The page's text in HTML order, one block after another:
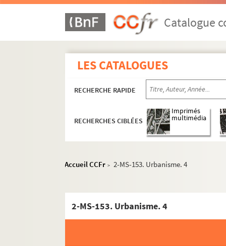
Catalogue
LES CATALOGUES
RECHERCHE RAPIDE
RECHERCHES CIBLÉES
Imprimés
multimédia
Accueil CCFr > 2-MS-153. Urbanisme. 4
2-MS-153. Urbanisme. 4